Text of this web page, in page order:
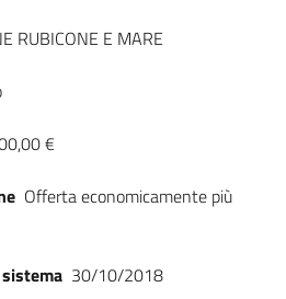
RUBICONE E MARE
€
Offerta economicamente più
30/10/2018